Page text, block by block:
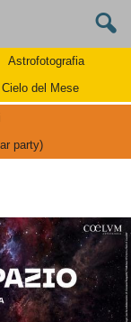
Astrofotografia
Cielo del Mese
party)